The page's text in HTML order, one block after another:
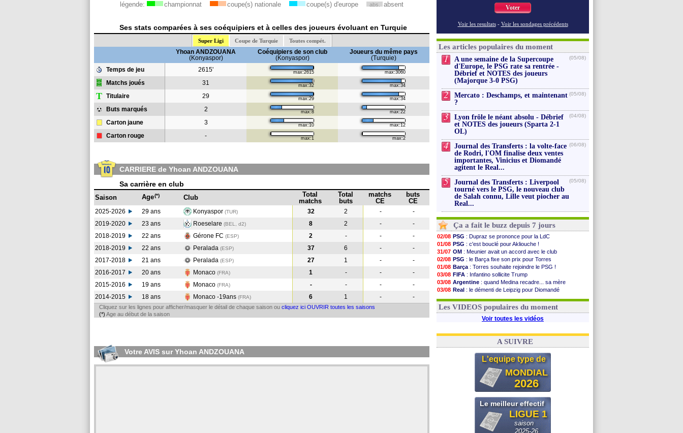
légende: championnat coupe(s) nationale coupe(s) d'europe abs. absent
Ses stats comparées à ses coéquipiers et à celles des joueurs évoluant en Turquie
Super Ligi Coupe de Turquie Toutes compét.
Yhoan ANDZOUANA
(Konyaspor)
Coéquipiers de son club
(Konyaspor)
Joueurs du même pays
(Turquie)
Temps de jeu
2615' max:2615 max:3060
Matchs joués 31 max:32 max:34
T Titulaire 29 max:29 max:34
Buts marqués 2 max:8 max:22
Carton jaune 3 max:10 max:12
Carton rouge - max:1 max:2
CARRIERE de Yhoan ANDZOUANA
Sa carrière en club
Saison Age(*) Club
Total
matchs
Total
buts
matchs
CE
buts
CE
2025-2026 29 ans Konyaspor (TUR) 32 2 -
-
2019-2020
23 ans Roeselare (BEL, d2) 8 2 -
-
2018-2019
22 ans Gérone FC (ESP) 2 - -
-
2018-2019
22 ans Peralada (ESP) 37 6 -
-
2017-2018
21 ans Peralada (ESP) 27 1 -
-
2016-2017
20 ans Monaco (FRA) 1 - -
-
2015-2016
19 ans Monaco (FRA) - - -
-
2014-2015
18 ans Monaco -19ans (FRA) 6 1 - -
Cliquez sur les lignes pour afficher/masquer le détail de chaque saison ou cliquez ici OUVRIR toutes les saisons
(*) Age au début de la saison
Votre AVIS sur Yhoan ANDZOUANA
Voter
Voir les resultats - Voir les sondages précédents
Les articles populaires du moment
1
A une semaine de la Supercoupe
d'Europe, le PSG rate sa rentrée -
Débrief et NOTES des joueurs
(Majorque 3-0 PSG)
(05/08)
2
Mercato : Deschamps, et maintenant
?
(05/08)
3
Lyon frôle le néant absolu - Débrief
et NOTES des joueurs (Sparta 2-1
OL)
(04/08)
4
Journal des Transferts : la volte-face
de Rodri, l'OM finalise deux ventes
importantes, Vinicius et Diomandé
agitent le Real...
(06/08)
5
Journal des Transferts : Liverpool
tourné vers le PSG, le nouveau club
de Salah connu, Lille veut piocher au
Real...
(05/08)
Ça a fait le buzz depuis 7 jours
02/08 PSG : Dupraz se prononce pour la LdC
01/08 PSG : c'est bouclé pour Akliouche !
31/07 OM : Meunier avait un accord avec le club
02/08 PSG : le Barça fixe son prix pour Torres
01/08 Barça : Torres souhaite rejoindre le PSG !
03/08 FIFA : Infantino sollicite Trump
03/08 Argentine : quand Medina recadre... sa mère
03/08 Real : le démenti de Leipzig pour Diomandé
31/07 FIFA: le conseiller d'Infantino démissionne !
Les VIDEOS populaires du moment
Voir toutes les vidéos
A SUIVRE
L'equipe type de
MONDIAL
2026
Le meilleur effectif
LIGUE 1
saison
2025-26